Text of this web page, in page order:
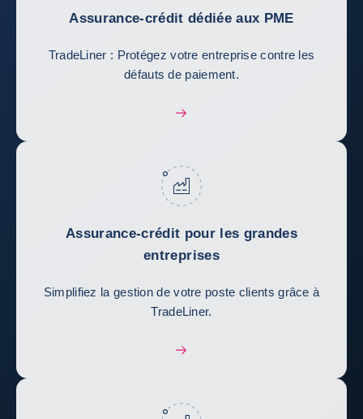
Assurance-crédit dédiée aux PME
TradeLiner : Protégez votre entreprise contre les
défauts de paiement.
Assurance-crédit pour les grandes
entreprises
Simplifiez la gestion de votre poste clients grâce à
TradeLiner.